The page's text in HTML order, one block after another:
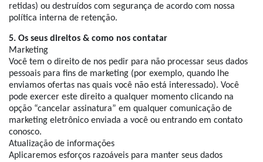
retidas) ou destruídos com segurança de acordo com nossa
política interna de retenção.
5. Os seus direitos & como nos contatar
Marketing
Você tem o direito de nos pedir para não processar seus dados
pessoais para fins de marketing (por exemplo, quando lhe
enviamos ofertas nas quais você não está interessado). Você
pode exercer este direito a qualquer momento clicando na
opção “cancelar assinatura” em qualquer comunicação de
marketing eletrônico enviada a você ou entrando em contato
conosco.
Atualização de informações
Aplicaremos esforços razoáveis para manter seus dados